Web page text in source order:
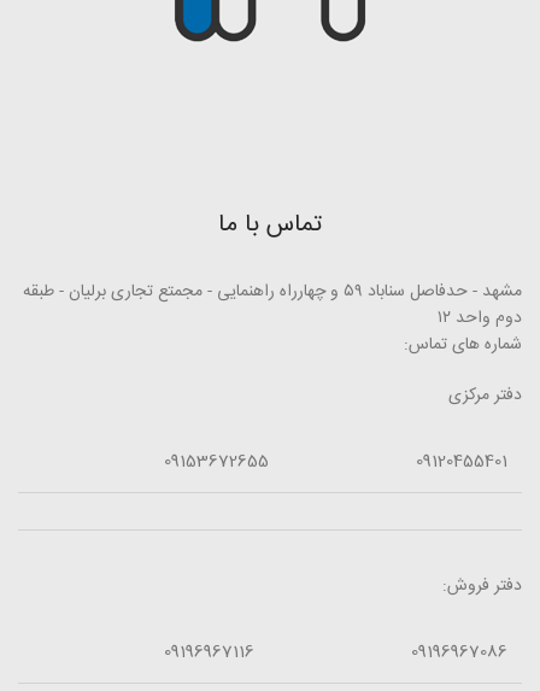
تماس با ما
مشهد - حدفاصل سناباد ۵۹ و چهارراه راهنمایی - مجمتع تجاری برلیان - طبقه
دوم واحد ۱۲
شماره های تماس:
دفتر مرکزی
09120455401
09153672655
دفتر فروش:
09196967086
09196967116